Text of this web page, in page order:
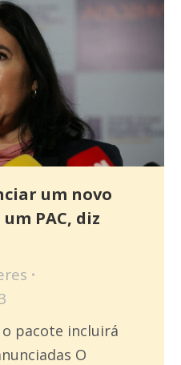
um novo
PAC, diz
pacote incluirá
O